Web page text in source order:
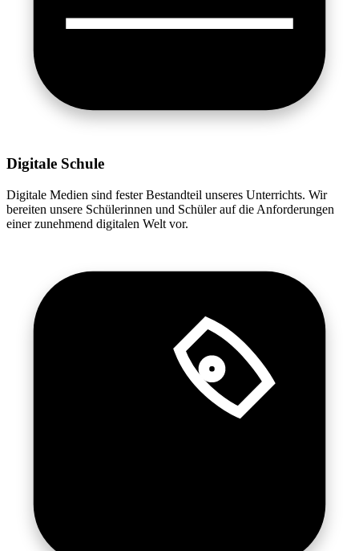
Digitale Schule
Digitale Medien sind fester Bestandteil unseres Unterrichts. Wir
bereiten unsere Schülerinnen und Schüler auf die Anforderungen
einer zunehmend digitalen Welt vor.